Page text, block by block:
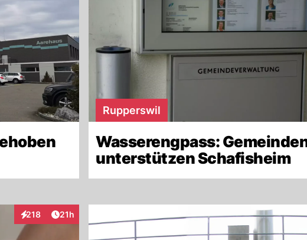
Rupperswil
Wasserengpass:
unterstützen Schafisheim
218
InteraktionenArtikel veröffentlicht:
21h